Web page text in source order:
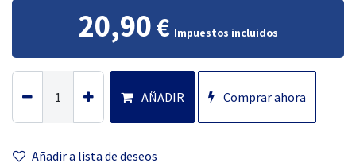
20,90€ Impuestos incluidos
AÑADIR Comprar ahora
Añadir a lista de deseos